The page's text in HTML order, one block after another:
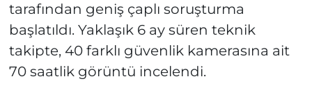
tarafından geniş çaplı soruşturma
başlatıldı. Yaklaşık 6 ay süren teknik
takipte, 40 farklı güvenlik kamerasına ait
70 saatlik görüntü incelendi.